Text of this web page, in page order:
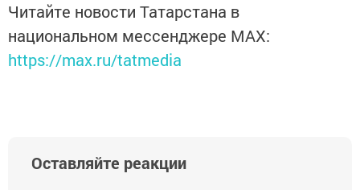
Читайте новости Татарстана в
национальном мессенджере MАХ:
https://max.ru/tatmedia
Оставляйте реакции